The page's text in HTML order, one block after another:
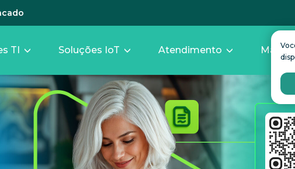
TI Soluções IoT Atendimento Mais